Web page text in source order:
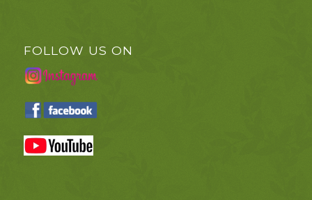
FOLLOW US ON